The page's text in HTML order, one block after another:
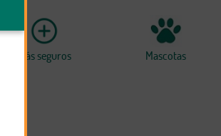
Más seguros Mascotas